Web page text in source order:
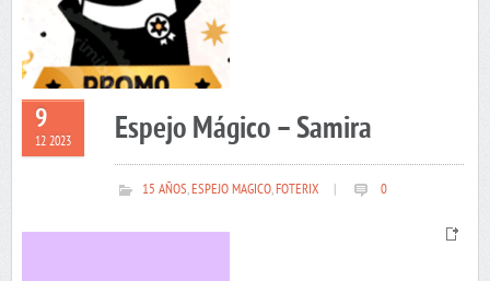
9
12 2023 Espejo Mágico – Samira
15 AÑOS,ESPEJO MAGICO,FOTERIX 0